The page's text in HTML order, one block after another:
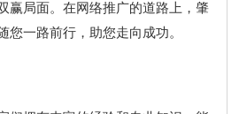
赢局面。在网络推广的道路上，肇
您一路前行，助您走向成功。